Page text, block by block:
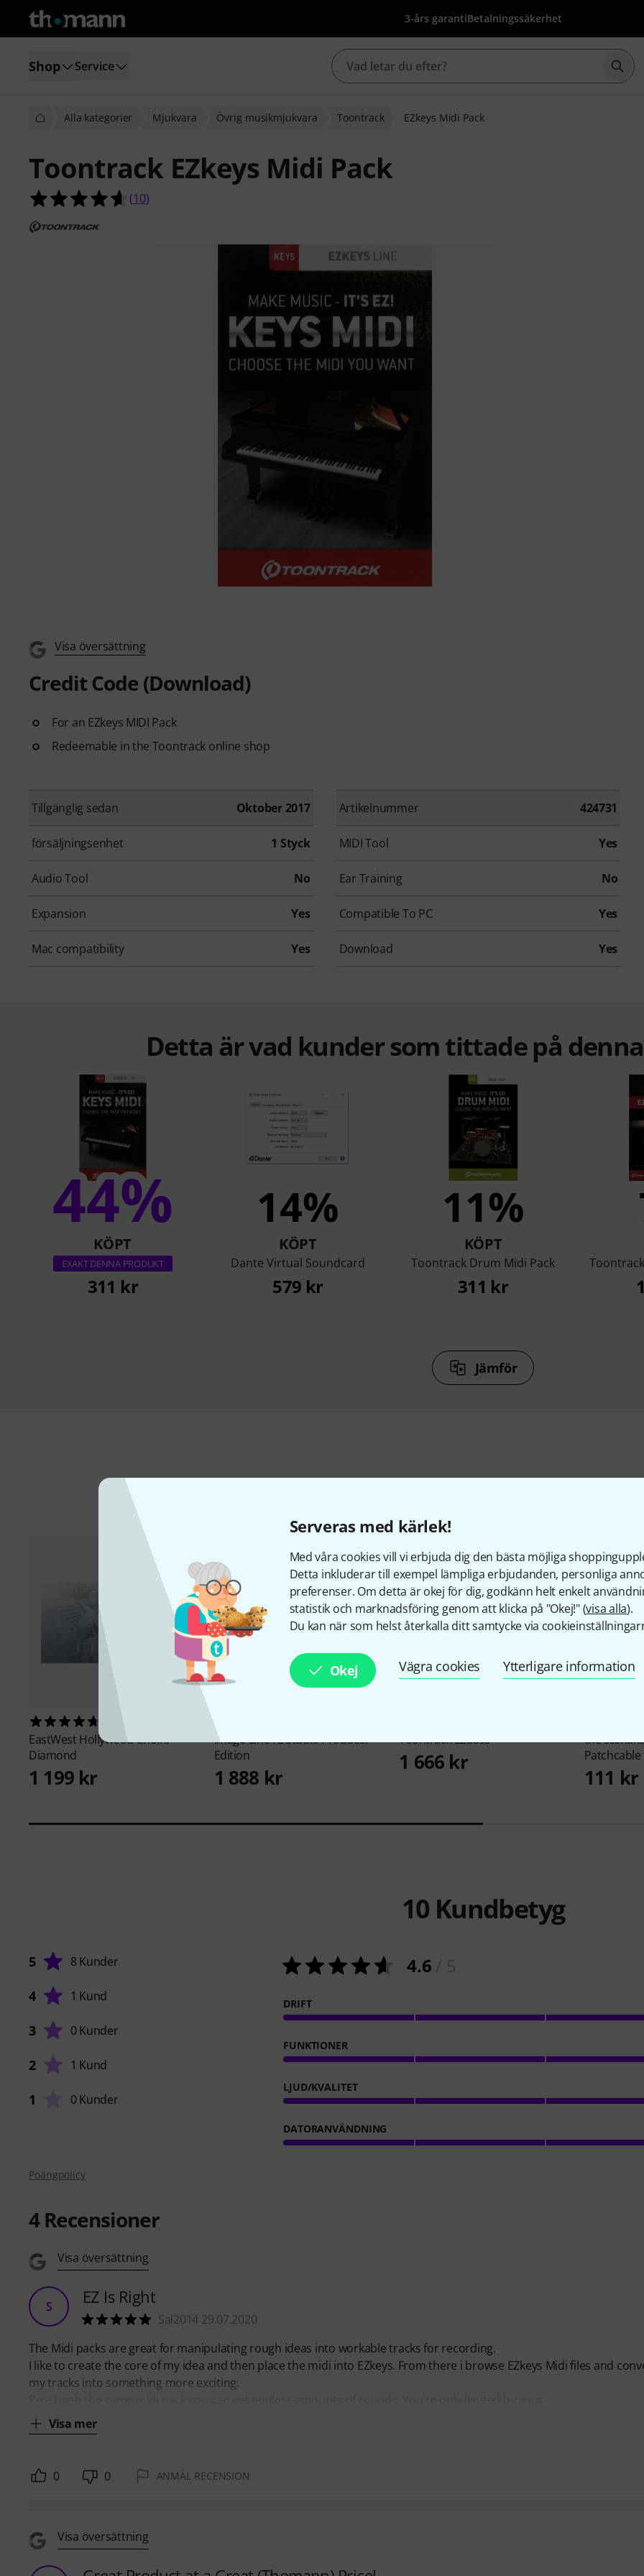
Serveras med kärlek!
Med våra cookies vill vi erbjuda dig den bästa möjliga
Detta inkluderar till exempel lämpliga erbjudanden, personliga
preferenser. Om detta är okej för dig, godkänn helt enkelt
statistik och marknadsföring genom att klicka på "Okej!" (visa alla).
Du kan när som helst återkalla ditt samtycke via
Okej Vägra cookies Ytterligare information
3-års garantiBetalningssäkerhet
Shop Service
Alla kategorier Mjukvara Övrig musikmjukvara Toontrack EZkeys Midi Pack
Toontrack EZkeys Midi Pack
4.6 av 5 stjärnor från 10 kundbetyg
(10)
Visa översättning
Credit Code (Download)
For an EZkeys MIDI Pack
Redeemable in the Toontrack online shop
Tillgänglig sedan Oktober 2017 Artikelnummer 424731
försäljningsenhet 1 Styck MIDI Tool Yes
Audio Tool No Ear Training No
Expansion Yes Compatible To PC Yes
Mac compatibility Yes Download Yes
Detta är vad kunder som tittade på
44%
KÖPT
EXAKT DENNA PRODUKT
311 kr
14%
KÖPT
Dante Virtual Soundcard
579 kr
11%
KÖPT
Toontrack Drum Midi Pack
311 kr
Jämför
EastWest Hollywood Choirs
Diamond
1 199 kr
Image-LineFL Studio Producer
Edition
1 888 kr
ToontrackEZbass
1 666 kr
the
Patchcable
111 kr
10 Kundbetyg
5 8 Kunder
4 1 Kund
3 0 Kunder
2 1 Kund
1 0 Kunder
4.6
DRIFT
FUNKTIONER
LJUD/KVALITET
DATORANVÄNDNING
Poängpolicy
4Recensioner
Visa översättning
S EZ Is Right
Sal2014 29.07.2020
The Midi packs are great for manipulating rough ideas into workable tracks for recording.
I like to create the core of my idea and then place the midi into EZkeys. From there i browse EZkeys Midi files and
my tracks into something more exciting.
Visa mer
0 0 ANMÄL RECENSION
Visa översättning